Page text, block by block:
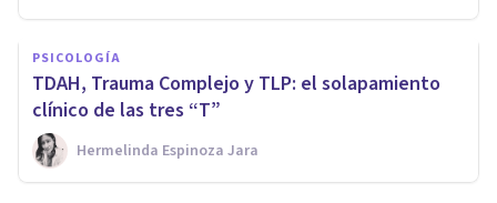
PSICOLOGÍA
TDAH, Trauma Complejo y TLP: el solapamiento
clínico de las tres “T”
Hermelinda Espinoza Jara